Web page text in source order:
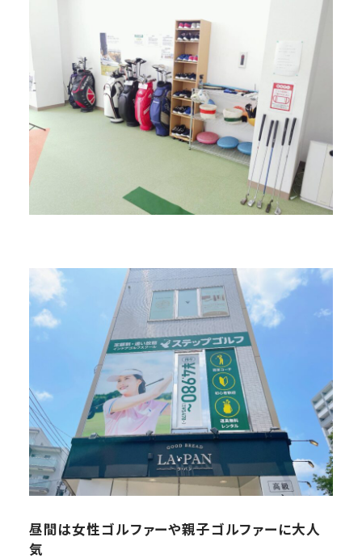
昼間は女性ゴルファーや親子ゴルファーに大人
気